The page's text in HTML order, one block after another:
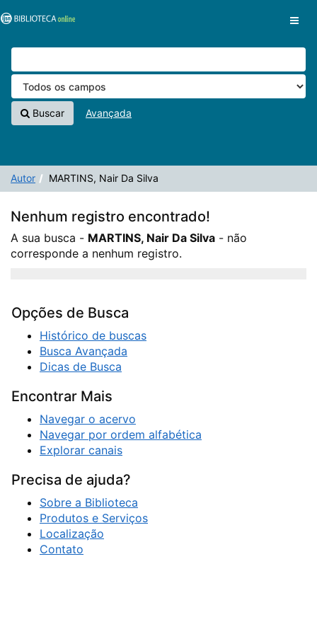
registro.
VuFind
Buscar Avançada
Autor MARTINS, Nair Da Silva
Nenhum registro encontrado!
A sua busca - MARTINS, Nair Da Silva - não
corresponde a nenhum registro.
Opções de Busca
Histórico de buscas
Busca Avançada
Dicas de Busca
Encontrar Mais
Navegar o acervo
Navegar por ordem alfabética
Explorar canais
Precisa de ajuda?
Sobre a Biblioteca
Produtos e Serviços
Localização
Contato